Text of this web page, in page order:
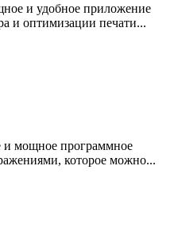
и удобное приложение
и оптимизации печати...
и мощное программное
которое можно...